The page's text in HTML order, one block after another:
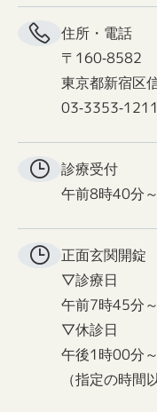
住所・電話
〒160-8582
東京都新宿区
03-3353-1211
診療受付
午前8時40分
正面玄関開錠
▽診療日
午前7時45分
▽休診日
午後1時00分
（指定の時間